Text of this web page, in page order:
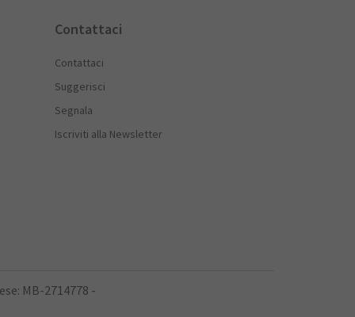
Contattaci
Contattaci
Suggerisci
Segnala
Iscriviti alla Newsletter
MB-2714778 -